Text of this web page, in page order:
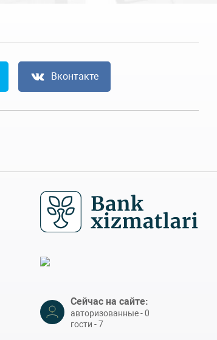
Вконтакте
Сейчас на сайте:
авторизованные - 0
гости - 7